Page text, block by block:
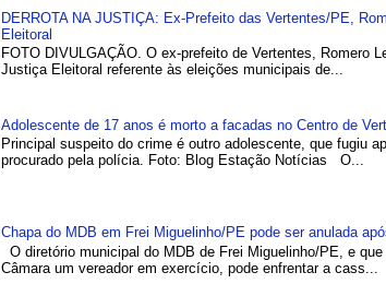
DERROTA NA JUSTIÇA: Ex-Prefeito das Vertentes/PE,
Eleitoral
FOTO DIVULGAÇÃO. O ex-prefeito de Vertentes, Romero
Justiça Eleitoral referente às eleições municipais de...
Adolescente de 17 anos é morto a facadas no Centro de
Principal suspeito do crime é outro adolescente, que fugiu
procurado pela polícia. Foto: Blog Estação Notícias O...
Chapa do MDB em Frei Miguelinho/PE pode ser anulada
O diretório municipal do MDB de Frei Miguelinho/PE, e
Câmara um vereador em exercício, pode enfrentar a cass...